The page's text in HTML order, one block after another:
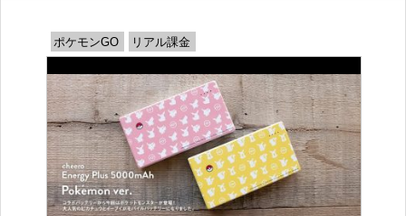
ポケモンGO リアル課金